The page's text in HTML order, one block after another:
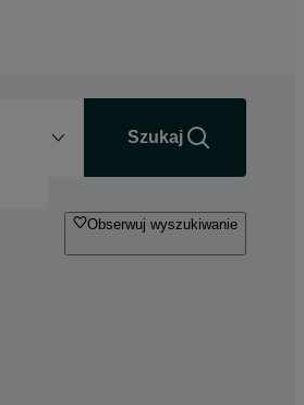
Szukaj
Obserwuj wyszukiwanie